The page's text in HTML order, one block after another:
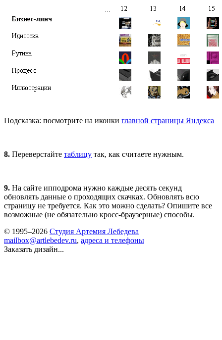
Подсказка: посмотрите на иконки главной страницы Яндекса
8. Переверстайте таблицу так, как считаете нужным.
9. На сайте ипподрома нужно каждые десять секунд
обновлять данные о проходящих скачках. Обновлять всю
страницу не требуется. Как это можно сделать? Опишите все
возможные (не обязательно кросс-браузерные) способы.
© 1995–2026 Студия Артемия Лебедева
mailbox@artlebedev.ru, адреса и телефоны
Заказать дизайн...